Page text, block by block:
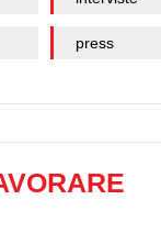
press